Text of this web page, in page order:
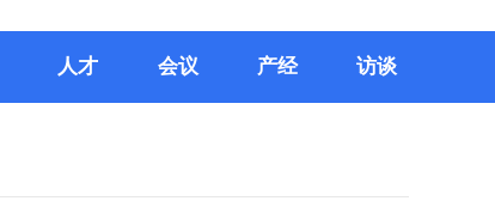
人才 会议 产经 访谈